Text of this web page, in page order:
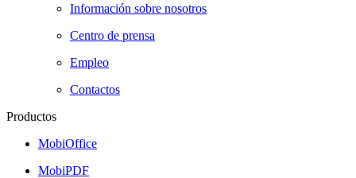
Información sobre nosotros
Centro de prensa
Empleo
Contactos
Productos
MobiOffice
MobiPDF